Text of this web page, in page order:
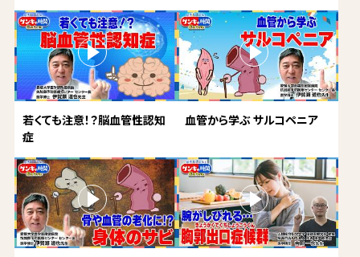
若くても注意！？脳血管性認知
症
血管から学ぶ サルコペニア